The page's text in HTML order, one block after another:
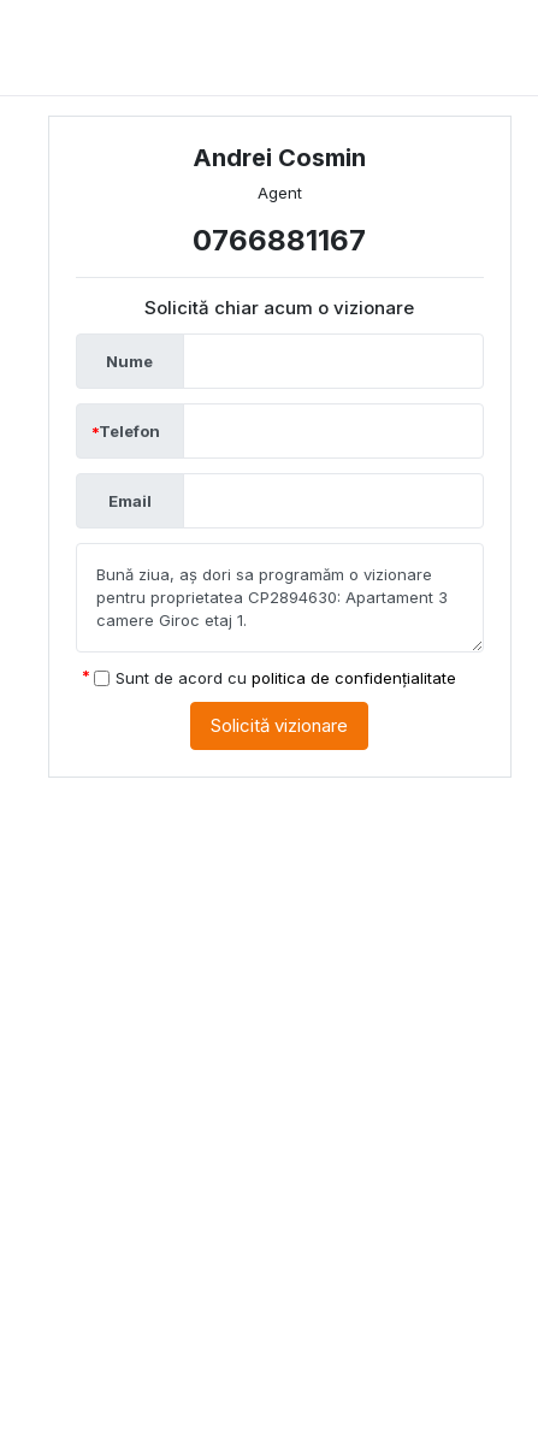
Andrei Cosmin
Agent
0766881167
Solicită chiar acum o vizionare
Nume
Telefon
Email
Sunt de acord cu politica de confidențialitate
Solicită vizionare